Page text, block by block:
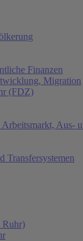
Finanzen
Migration
(FDZ)
Aus-
Transfersystemen
Ruhr)